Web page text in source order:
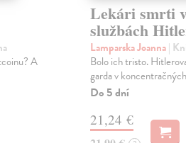
A
Lekári smrti
službách
Lamparska Joanna|
Bolo ich tristo.
garda v
Do 5 dní
21,24 €